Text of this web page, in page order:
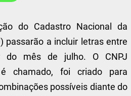
do Cadastro Nacional da
passarão a incluir letras entre
do mês de julho. O CNPJ
chamado, foi criado para
possíveis diante do